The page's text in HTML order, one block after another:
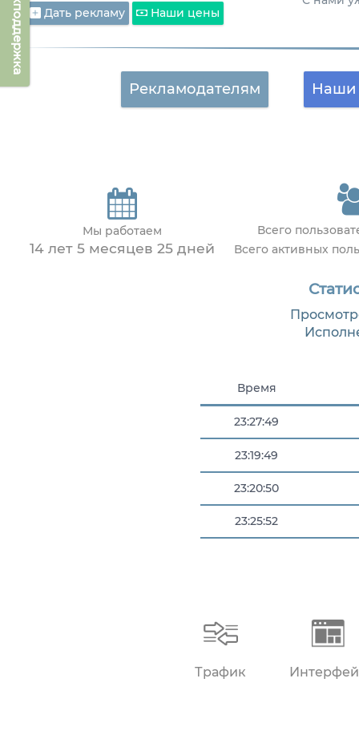
Техподдержка
Дать рекламу
Наши цены
Рекламодателям Наши
Мы работаем
14 лет 5 месяцев 25 дней
Всего
Всего активных
Время
23:27:49
23:19:49
23:20:50
23:25:52
Трафик